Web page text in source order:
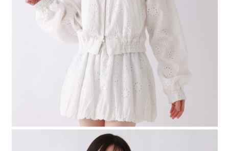
3.完整用戶服務條款，請詳閱以下連結：
https://oppay.tw/userRule
１．透過由恩沛科技股份有限公司提供之「AFTEE先享後付」服務完成之交
易，需依本服務之必要範圍內提供個人資料，並將交易相關給付款項請求債
權轉讓予恩沛科技股份有限公司。
２．關於個人資料處理事宜，請瀏覽以下網址： https://aftee.tw/terms/#terms3
３．未成年的使用者請事先徵得法定代理人或監護人之同意方可使用
「AFTEE先享後付」，若未經同意申辦者引起之損失，本公司不負相關責
４．使用「AFTEE先享後付」時，將依據個別帳號之用戶狀況，依本公司即
時審查核予不同之上限額度；若仍有額度不足之情形，本公司將視審查結果
請求用戶進行身份認證。
５．嚴禁一人註冊多個帳號或使用他人資訊註冊。若發現惡意使用之情形，
恩沛科技股份有限公司將有權停止該用戶之使用額度並採取法律行動。
每筆NT$80，滿NT$1,500(含以上)免運費